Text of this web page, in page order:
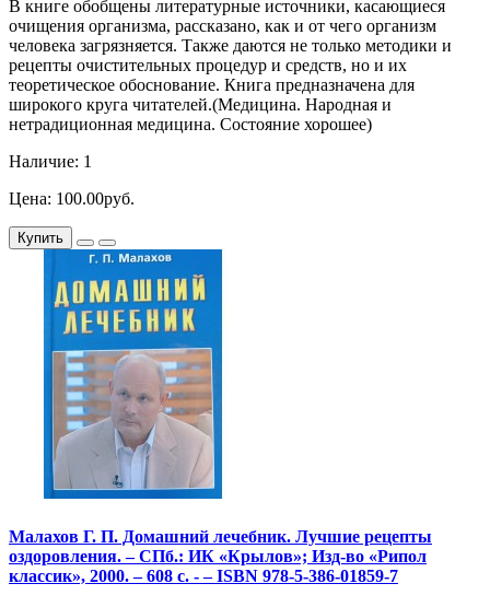
В книге обобщены литературные источники, касающиеся
очищения организма, рассказано, как и от чего организм
человека загрязняется. Также даются не только методики и
рецепты очистительных процедур и средств, но и их
теоретическое обоснование. Книга предназначена для
широкого круга читателей.(Медицина. Народная и
нетрадиционная медицина. Состояние хорошее)
Наличие: 1
Цена: 100.00руб.
Купить
Малахов Г. П. Домашний лечебник. Лучшие рецепты
оздоровления. – СПб.: ИК «Крылов»; Изд-во «Рипол
классик», 2000. – 608 с. - – ISBN 978-5-386-01859-7